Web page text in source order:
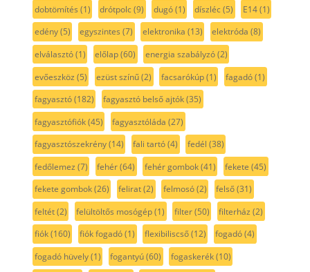
dobtömítés (1) drótpolc(9) dugó(1) díszléc(5) E14(1)
edény(5) egyszintes (7) elektronika (13) elektróda (8)
elválasztó(1) előlap(60) energia szabályzó(2)
evőeszköz (5) ezüst színű(2) facsarókúp(1) fagadó(1)
fagyasztó(182) fagyasztó belső ajtók(35)
fagyasztófiók(45) fagyasztóláda (27)
fagyasztószekrény(14) fali tartó(4) fedél (38)
fedőlemez (7) fehér(64) fehér gombok(41) fekete (45)
fekete gombok(26) felirat(2) felmosó(2) felső(31)
feltét(2) felültöltős mosógép(1) filter(50) filterház (2)
fiók(160) fiók fogadó(1) flexibiliscső(12) fogadó(4)
fogadó hüvely(1) fogantyú(60) fogaskerék(10)